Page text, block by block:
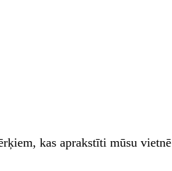
kas aprakstīti mūsu vietnē